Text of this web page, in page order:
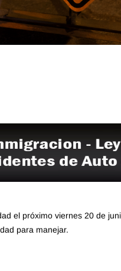
el próximo viernes 20 de
para manejar.